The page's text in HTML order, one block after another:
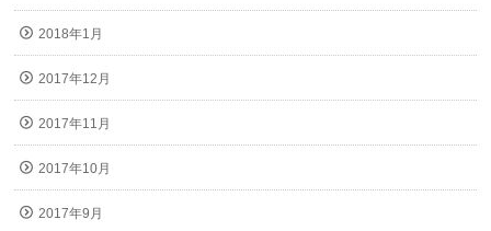
2018年1月
2017年12月
2017年11月
2017年10月
2017年9月